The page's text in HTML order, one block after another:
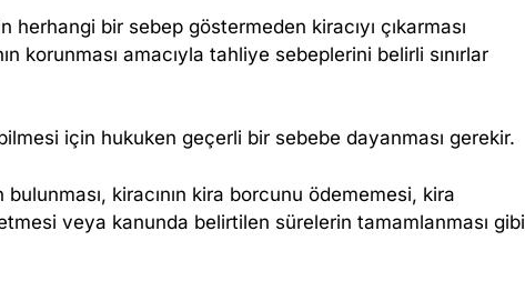
bir sebep göstermeden kiracıyı çıkarması
korunması amacıyla tahliye sebeplerini belirli sınırlar
için hukuken geçerli bir sebebe dayanması gerekir.
kiracının kira borcunu ödememesi, kira
veya kanunda belirtilen sürelerin tamamlanması gibi